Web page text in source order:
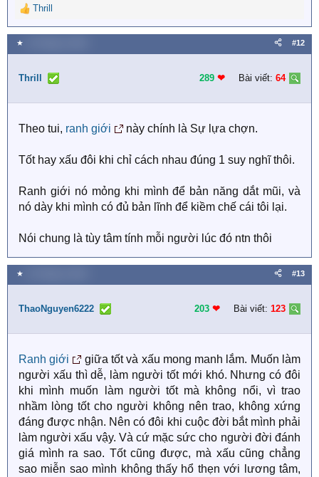
R
e
a
c
i
n
:
Thrill
★ #12
Thrill 289 ❤︎ Bài viết: 64
Theo tui, ranh giới này chính là Sự lựa chợn.
Tốt hay xấu đôi khi chỉ cách nhau đúng 1 suy nghĩ thôi.
Ranh giới nó mỏng khi mình để bản năng dắt mũi, và
nó dày khi mình có đủ bản lĩnh để kiềm chế cái tôi lại.
Nói chung là tùy tâm tính mỗi người lúc đó ntn thôi ️
★ #13
ThaoNguyen6222 203 ❤︎ Bài viết: 123
Ranh giới
giữa tốt và xấu mong manh lắm. Muốn làm
người xấu thì dễ, làm người tốt mới khó. Nhưng có đôi
khi mình muốn làm người tốt mà không nổi, vì trao
nhầm lòng tốt cho người không nên trao, không xứng
đáng được nhận. Nên có đôi khi cuộc đời bắt mình phải
làm người xấu vậy. Và cứ mặc sức cho người đời đánh
giá mình ra sao. Tốt cũng được, mà xấu cũng chẳng
sao miễn sao mình không thấy hổ thẹn với lương tâm,